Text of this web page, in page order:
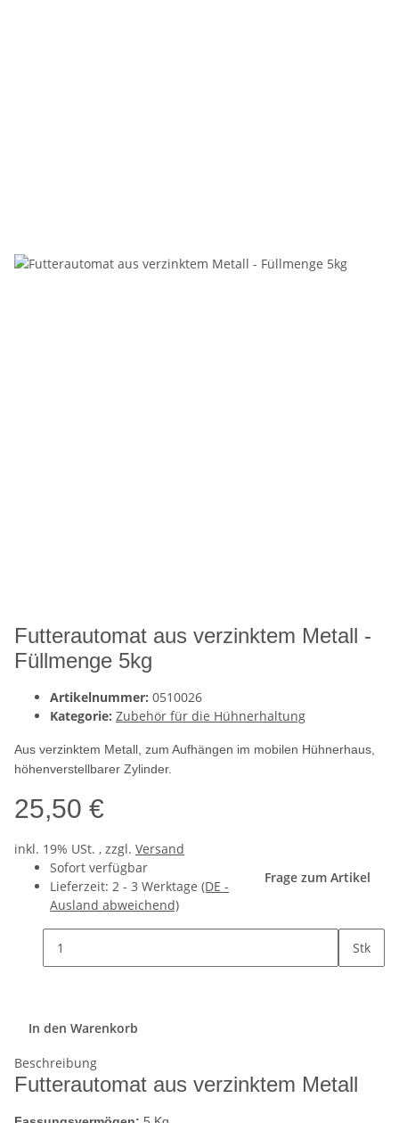
Futterautomat aus verzinktem Metall -
Füllmenge 5kg
Artikelnummer: 0510026
Kategorie: Zubehör für die Hühnerhaltung
Aus verzinktem Metall, zum Aufhängen im mobilen Hühnerhaus,
höhenverstellbarer Zylinder.
25,50 €
inkl. 19% USt. , zzgl. Versand
Sofort verfügbar
Lieferzeit: 2 - 3 Werktage (DE -
Ausland abweichend)
Frage zum Artikel
Stk
In den Warenkorb
Beschreibung
Futterautomat aus verzinktem Metall